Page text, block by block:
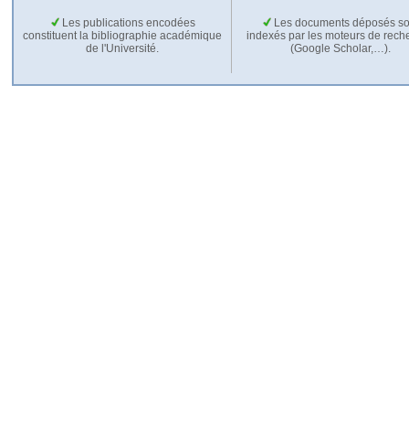
Les publications encodées
constituent la bibliographie académique
de l'Université.
Les documents déposés
indexés par les moteurs de
(Google Scholar,…).